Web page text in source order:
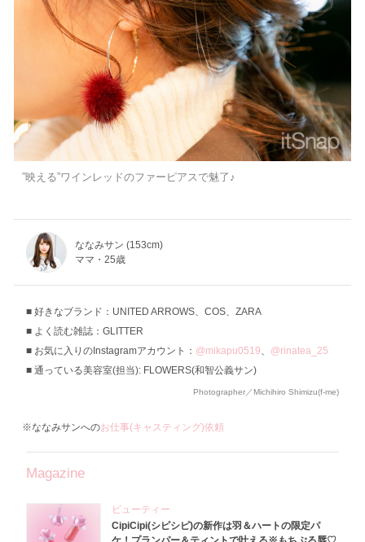
”映える”ワインレッドのファーピアスで魅了♪
ななみサン (153cm)
ママ・25歳
好きなブランド：UNITED ARROWS、COS、ZARA
よく読む雑誌：GLITTER
お気に入りのInstagramアカウント： @mikapu0519、 @rinatea_25
通っている美容室(担当): FLOWERS(和智公義サン)
Photographer／Michihiro Shimizu(f-me)
※ななみサンへのお仕事(キャスティング)依頼
Magazine
ビューティー
CipiCipi(シピシピ)の新作は羽＆ハートの限定パ